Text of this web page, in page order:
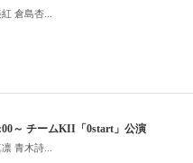
倉島杏...
～ チームKII「0start」公演
青木詩...